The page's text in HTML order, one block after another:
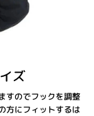
ズ
すのでフックを調整
方にフィットするは